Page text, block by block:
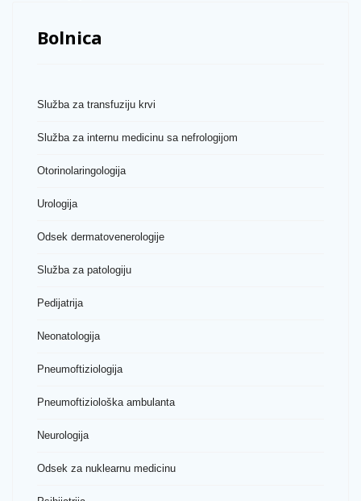
Bolnica
Služba za transfuziju krvi
Služba za internu medicinu sa nefrologijom
Otorinolaringologija
Urologija
Odsek dermatovenerologije
Služba za patologiju
Pedijatrija
Neonatologija
Pneumoftiziologija
Pneumoftiziološka ambulanta
Neurologija
Odsek za nuklearnu medicinu